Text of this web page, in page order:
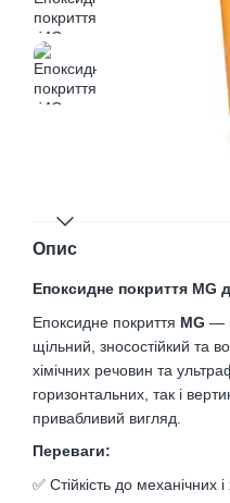
Опис
Епоксидне покриття MG
Епоксидне покриття MG —
щільний, зносостійкий та
хімічних речовин та
горизонтальних, так і
привабливий вигляд.
Переваги:
✅ Стійкість до механічних і